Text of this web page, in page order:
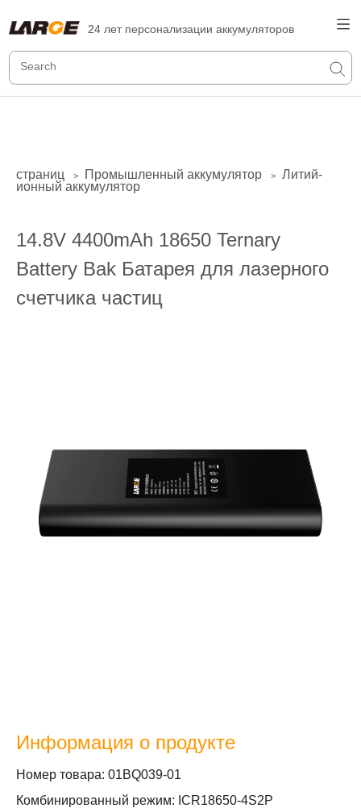
24 лет персонализации аккумуляторов
страниц > Промышленный аккумулятор >
Литий-
ионный аккумулятор
14.8V 4400mAh 18650 Ternary
Battery Bak Батарея для лазерного
счетчика частиц
Информация о продукте
Номер товара: 01BQ039-01
Комбинированный режим: ICR18650-4S2P